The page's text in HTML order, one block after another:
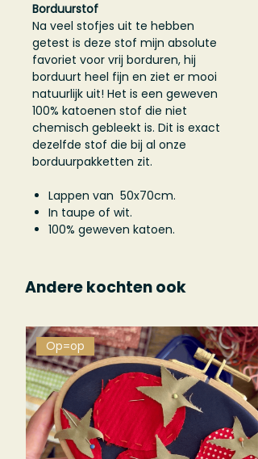
Borduurstof
Na veel stofjes uit te hebben
getest is deze stof mijn absolute
favoriet voor vrij borduren, hij
borduurt heel fijn en ziet er mooi
natuurlijk uit! Het is een geweven
100% katoenen stof die niet
chemisch gebleekt is. Dit is exact
dezelfde stof die bij al onze
borduurpakketten zit.
Lappen van 50x70cm.
In taupe of wit.
100% geweven katoen.
Andere kochten ook
Op=op